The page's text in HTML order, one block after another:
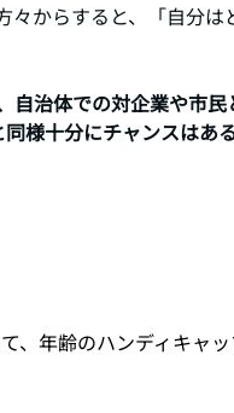
からすると、「自分は
自治体での対企業や市
様十分にチャンスはあ